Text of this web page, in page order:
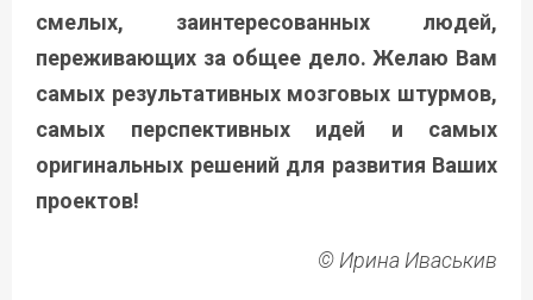
смелых, заинтересованных людей,
переживающих за общее дело. Желаю Вам
самых результативных мозговых штурмов,
самых перспективных идей и самых
оригинальных решений для развития Ваших
проектов!
© Ирина Иваськив